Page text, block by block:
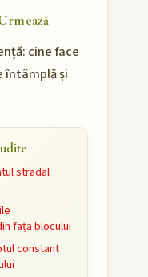
cine face
întâmplă și
stradal
fața blocului
constant